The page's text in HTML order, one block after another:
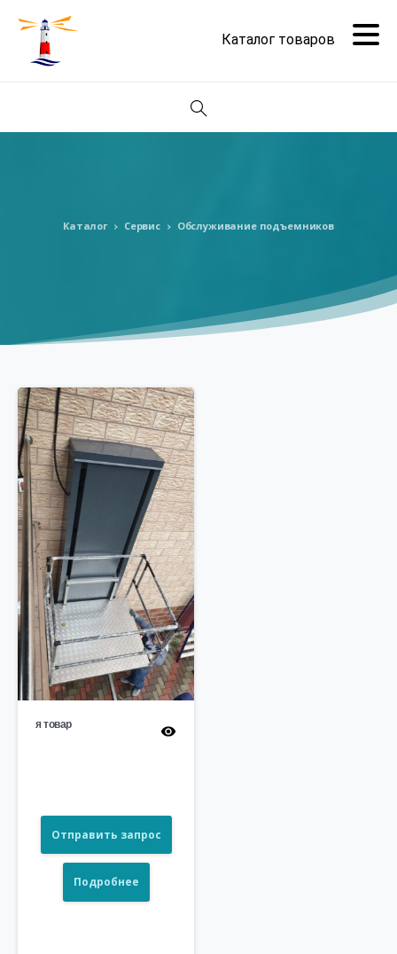
Поиск
Каталог Сервис Обслуживание подъемников
я товар
Отправить запрос
Подробнее